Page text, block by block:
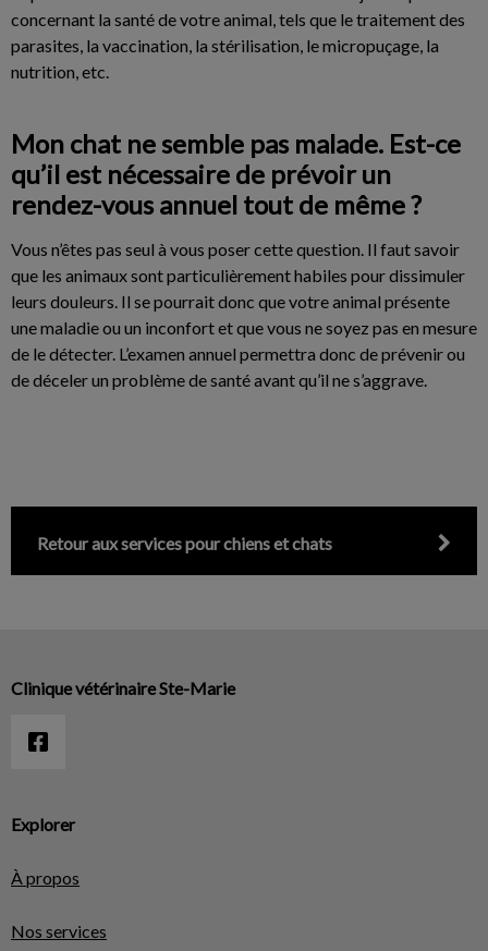
concernant la santé de votre animal, tels que le traitement des
parasites, la vaccination, la stérilisation, le micropuçage, la
nutrition, etc.
Mon chat ne semble pas malade. Est-ce
qu’il est nécessaire de prévoir un
rendez-vous annuel tout de même ?
Vous n’êtes pas seul à vous poser cette question. Il faut savoir
que les animaux sont particulièrement habiles pour dissimuler
leurs douleurs. Il se pourrait donc que votre animal présente
une maladie ou un inconfort et que vous ne soyez pas en mesure
de le détecter. L’examen annuel permettra donc de prévenir ou
de déceler un problème de santé avant qu’il ne s’aggrave.
Retour aux services pour chiens et chats
Explorer
À propos
Nos services
Clinique vétérinaire Ste-Marie